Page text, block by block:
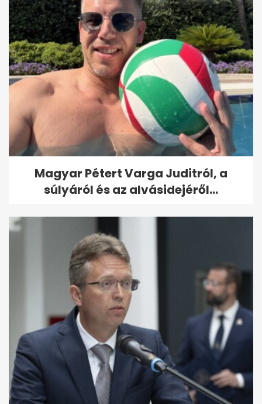
Magyar Pétert Varga Juditról, a
súlyáról és az alvásidejéről...